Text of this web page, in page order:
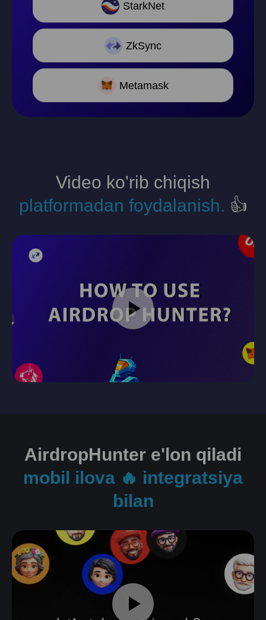
StarkNet
ZkSync
Metamask
Video ko'rib chiqish
platformadan foydalanish. 👍
AirdropHunter e'lon qiladi
mobil ilova 🔥 integratsiya
bilan